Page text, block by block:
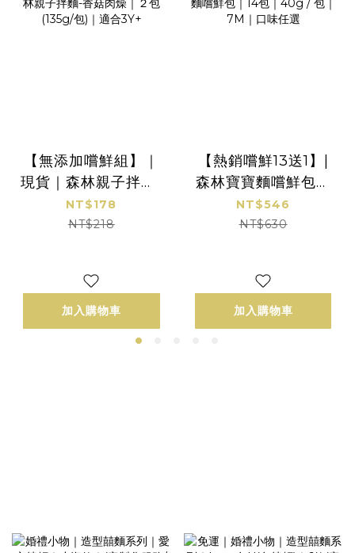
【無添加嚐鮮組】｜
現貨｜森林親子拌麵-
香菇肉燥｜２包
(135g/包)｜適合3Y+
NT$178
NT$218
加入購物車
【熱銷嚐鮮13送1】|
森林寶寶麵嚐鮮包｜
14包｜40g / 包｜7M
｜口味任選
NT$546
NT$630
加入購物車